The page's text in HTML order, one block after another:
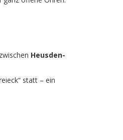
Heusden-
statt – ein